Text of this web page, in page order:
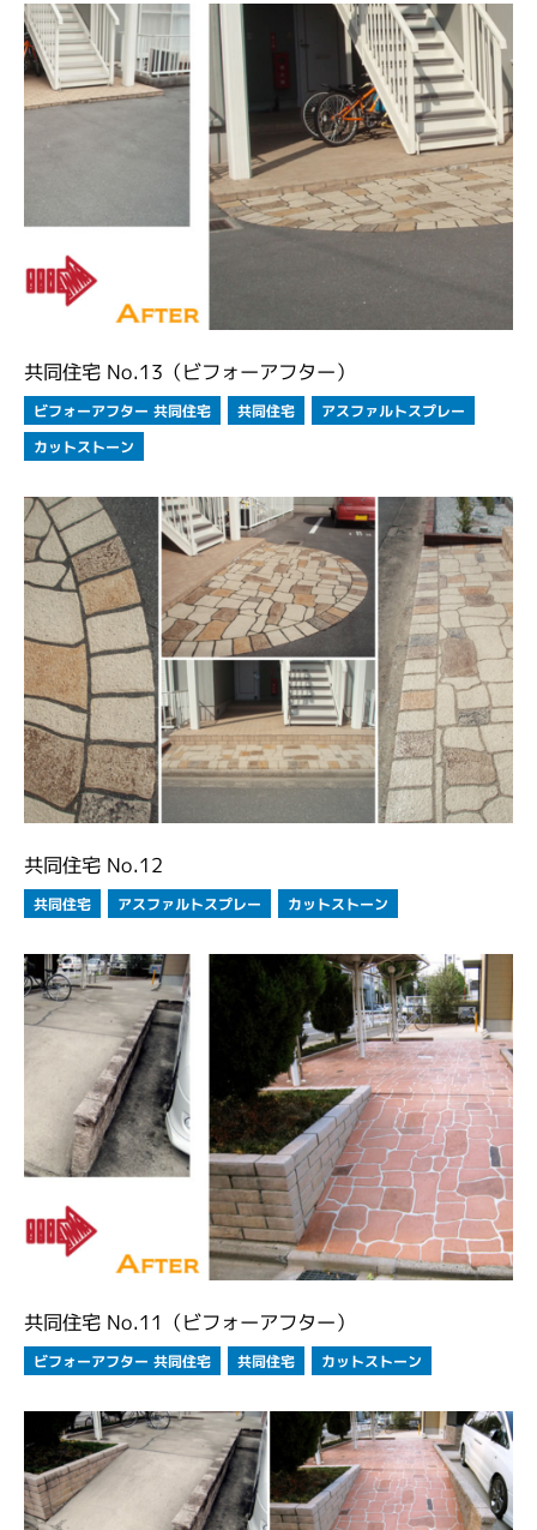
共同住宅 No.13（ビフォーアフター）
ビフォーアフター 共同住宅 共同住宅 アスファルトスプレー
カットストーン
共同住宅 No.12
共同住宅 アスファルトスプレー カットストーン
共同住宅 No.11（ビフォーアフター）
ビフォーアフター 共同住宅 共同住宅 カットストーン